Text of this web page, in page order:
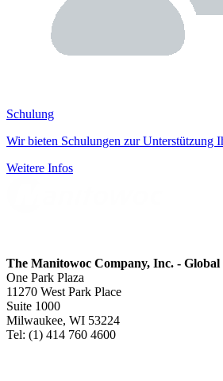
Schulung
Wir bieten Schulungen zur Unterstützung
Weitere Infos
The Manitowoc Company, Inc. - Global
One Park Plaza
11270 West Park Place
Suite 1000
Milwaukee, WI 53224
Tel: (1) 414 760 4600